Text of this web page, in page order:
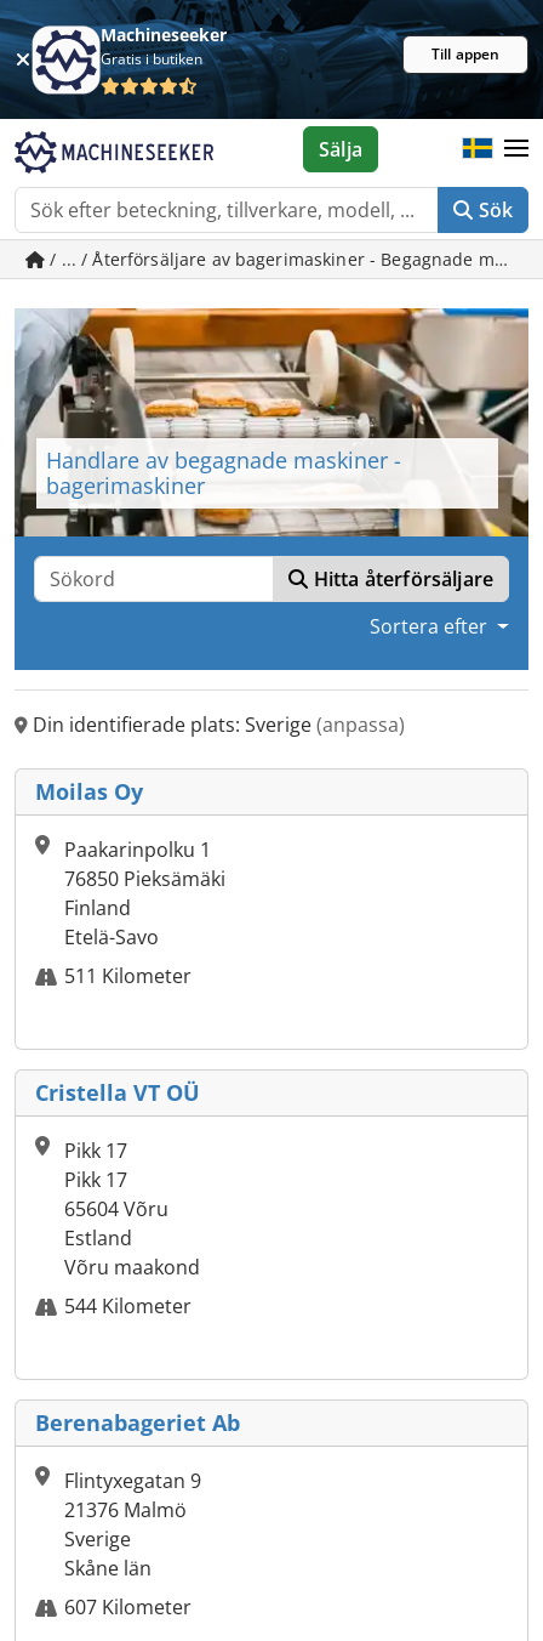
Machineseeker
Gratis i butiken Till appen
Sök
Sälja
/ ... / Återförsäljare av bagerimaskiner - Begagnade
Handlare av begagnade maskiner -
bagerimaskiner
Hitta återförsäljare
Sortera efter
Din identifierade plats: Sverige(anpassa)
Moilas Oy
Paakarinpolku 1
76850 Pieksämäki
Finland
Etelä-Savo
511 Kilometer
Cristella VT OÜ
Pikk 17
Pikk 17
65604 Võru
Estland
Võru maakond
544 Kilometer
Berenabageriet Ab
Flintyxegatan 9
21376 Malmö
Sverige
Skåne län
607 Kilometer